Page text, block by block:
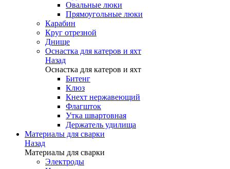
Овальные люки
Прямоугольные люки
Карабин
Круг отрезной
Днище
Оснастка для катеров и яхт
Назад
Оснастка для катеров и яхт
Битенг
Клюз
Кнехт нержавеющий
Флагшток
Утка швартовная
Держатель удилища
Материалы для сварки
Назад
Материалы для сварки
Электроды